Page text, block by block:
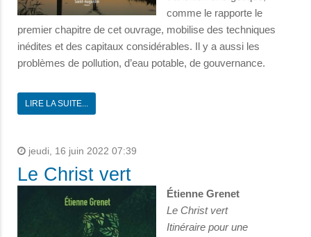
comme le rapporte le
premier chapitre de cet ouvrage, mobilise des techniques
inédites et des capitaux considérables. Il y a aussi les
problèmes de pollution, d’eau potable, de gouvernance.
LIRE LA SUITE...
jeudi, 16 juin 2022 07:39
Le Christ vert
Étienne Grenet
Le Christ vert
Itinéraire pour une